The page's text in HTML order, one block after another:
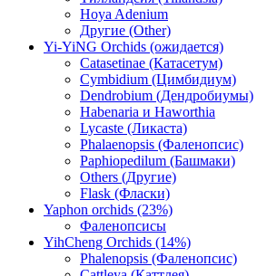
Hoya Adenium
Другие (Other)
Yi-YiNG Orchids (ожидается)
Catasetinae (Катасетум)
Cymbidium (Цимбидиум)
Dendrobium (Дендробиумы)
Habenaria и Haworthia
Lycaste (Ликаста)
Phalaenopsis (Фаленопсис)
Paphiopedilum (Башмаки)
Others (Другие)
Flask (Фласки)
Yaphon orchids (23%)
Фаленопсисы
YihCheng Orchids (14%)
Phalenopsis (Фаленопсис)